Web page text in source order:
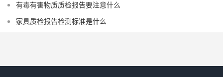
有毒有害物质质检报告要注意什么
家具质检报告检测标准是什么